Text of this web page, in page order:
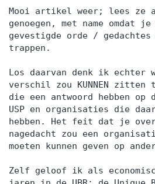
Mooi artikel weer; lees ze
genoegen, met name omdat
gevestigde orde / gedachtes
trappen.
Los daarvan denk ik echter
verschil zou KUNNEN zitten
die een antwoord hebben
USP en organisaties die
hebben. Het feit dat je over
nagedacht zou een
moeten kunnen geven op
Zelf geloof ik als